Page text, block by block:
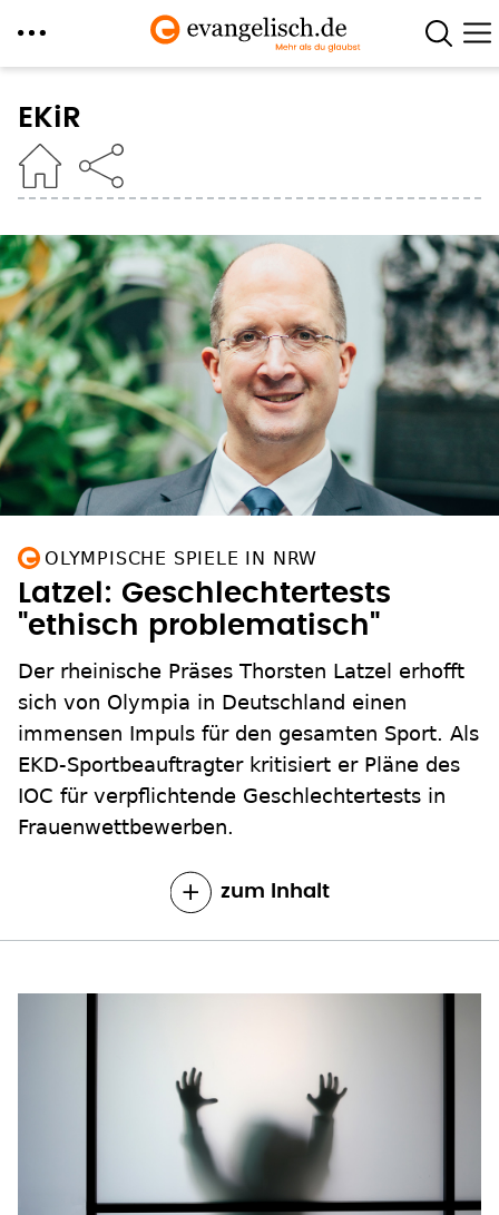
zum
Inhalt
EKiR
OLYMPISCHE SPIELE IN NRW
Latzel: Geschlechtertests
"ethisch problematisch"
Der rheinische Präses Thorsten Latzel erhofft
sich von Olympia in Deutschland einen
immensen Impuls für den gesamten Sport. Als
EKD-Sportbeauftragter kritisiert er Pläne des
IOC für verpflichtende Geschlechtertests in
Frauenwettbewerben.
zum Inhalt